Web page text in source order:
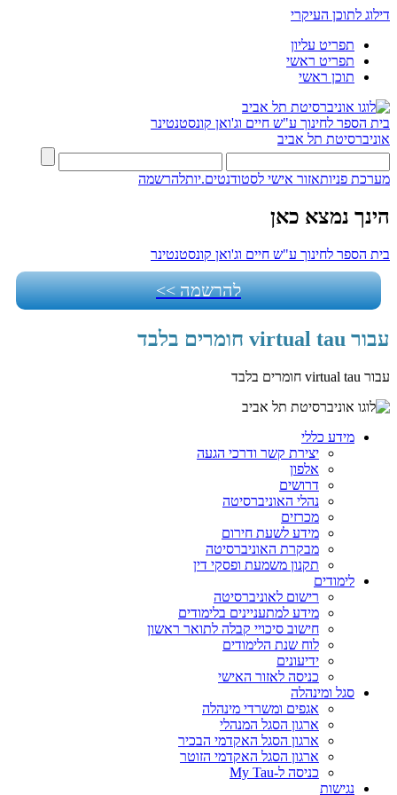
דילוג לתוכן העיקרי
תפריט עליון
תפריט ראשי
תוכן ראשי
בית הספר לחינוך ע"ש חיים וג'ואן קונסטנטינר
אוניברסיטת תל אביב
מערכת פניותאזור אישי לסטודנטים.יותלהרשמה
הינך נמצא כאן
בית הספר לחינוך ע"ש חיים וג'ואן קונסטנטינר
להרשמה >>
עבור virtual tau חומרים בלבד
עבור virtual tau חומרים בלבד
מידע כללי
יצירת קשר ודרכי הגעה
אלפון
דרושים
נהלי האוניברסיטה
מכרזים
מידע לשעת חירום
מבקרת האוניברסיטה
תקנון משמעת ופסקי דין
לימודים
רישום לאוניברסיטה
מידע למתעניינים בלימודים
חישוב סיכויי קבלה לתואר ראשון
לוח שנת הלימודים
ידיעונים
כניסה לאזור האישי
סגל ומינהלה
אגפים ומשרדי מינהלה
ארגון הסגל המנהלי
ארגון הסגל האקדמי הבכיר
ארגון הסגל האקדמי הזוטר
כניסה ל-My Tau
נגישות